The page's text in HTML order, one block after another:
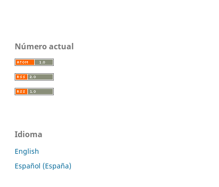
Número actual
Idioma
English
Español (España)